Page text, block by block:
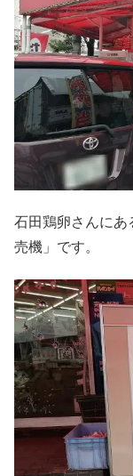
石田鶏卵さんにあ
売機」です。